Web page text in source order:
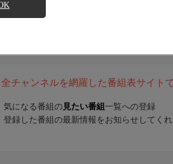
チャンネルを網羅した番組表サイトで
気になる番組の 見たい番組 一覧への登録
登録した番組の最新情報をお知らせしてくれ